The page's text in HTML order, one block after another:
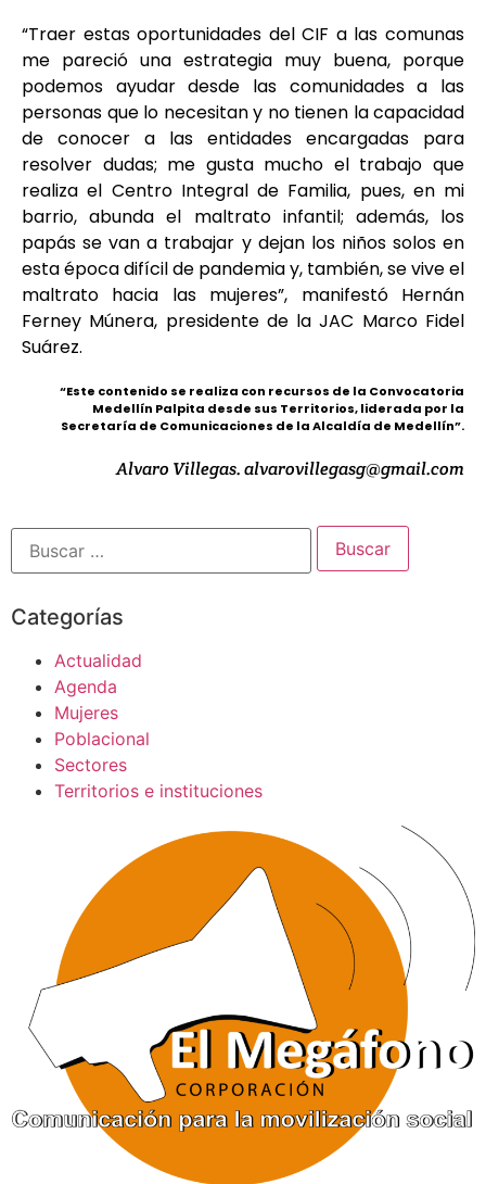
“Traer estas oportunidades del CIF a las comunas
me pareció una estrategia muy buena, porque
podemos ayudar desde las comunidades a las
personas que lo necesitan y no tienen la capacidad
de conocer a las entidades encargadas para
resolver dudas; me gusta mucho el trabajo que
realiza el Centro Integral de Familia, pues, en mi
barrio, abunda el maltrato infantil; además, los
papás se van a trabajar y dejan los niños solos en
esta época difícil de pandemia y, también, se vive el
maltrato hacia las mujeres”, manifestó Hernán
Ferney Múnera, presidente de la JAC Marco Fidel
Suárez.
“Este contenido se realiza con recursos de la Convocatoria
Medellín Palpita desde sus Territorios, liderada por la
Secretaría de Comunicaciones de la Alcaldía de Medellín”.
Alvaro Villegas. alvarovillegasg@gmail.com
Categorías
Actualidad
Agenda
Mujeres
Poblacional
Sectores
Territorios e instituciones